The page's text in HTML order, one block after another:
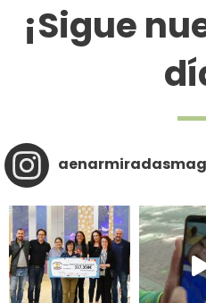
¡Sigue